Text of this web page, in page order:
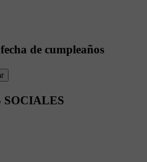
de cumpleaños
SOCIALES